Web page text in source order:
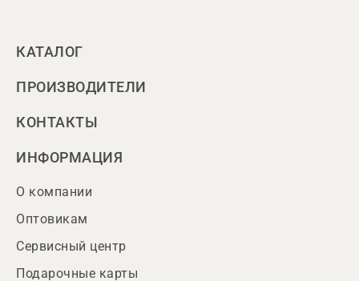
КАТАЛОГ
ПРОИЗВОДИТЕЛИ
КОНТАКТЫ
ИНФОРМАЦИЯ
О компании
Оптовикам
Сервисный центр
Подарочные карты